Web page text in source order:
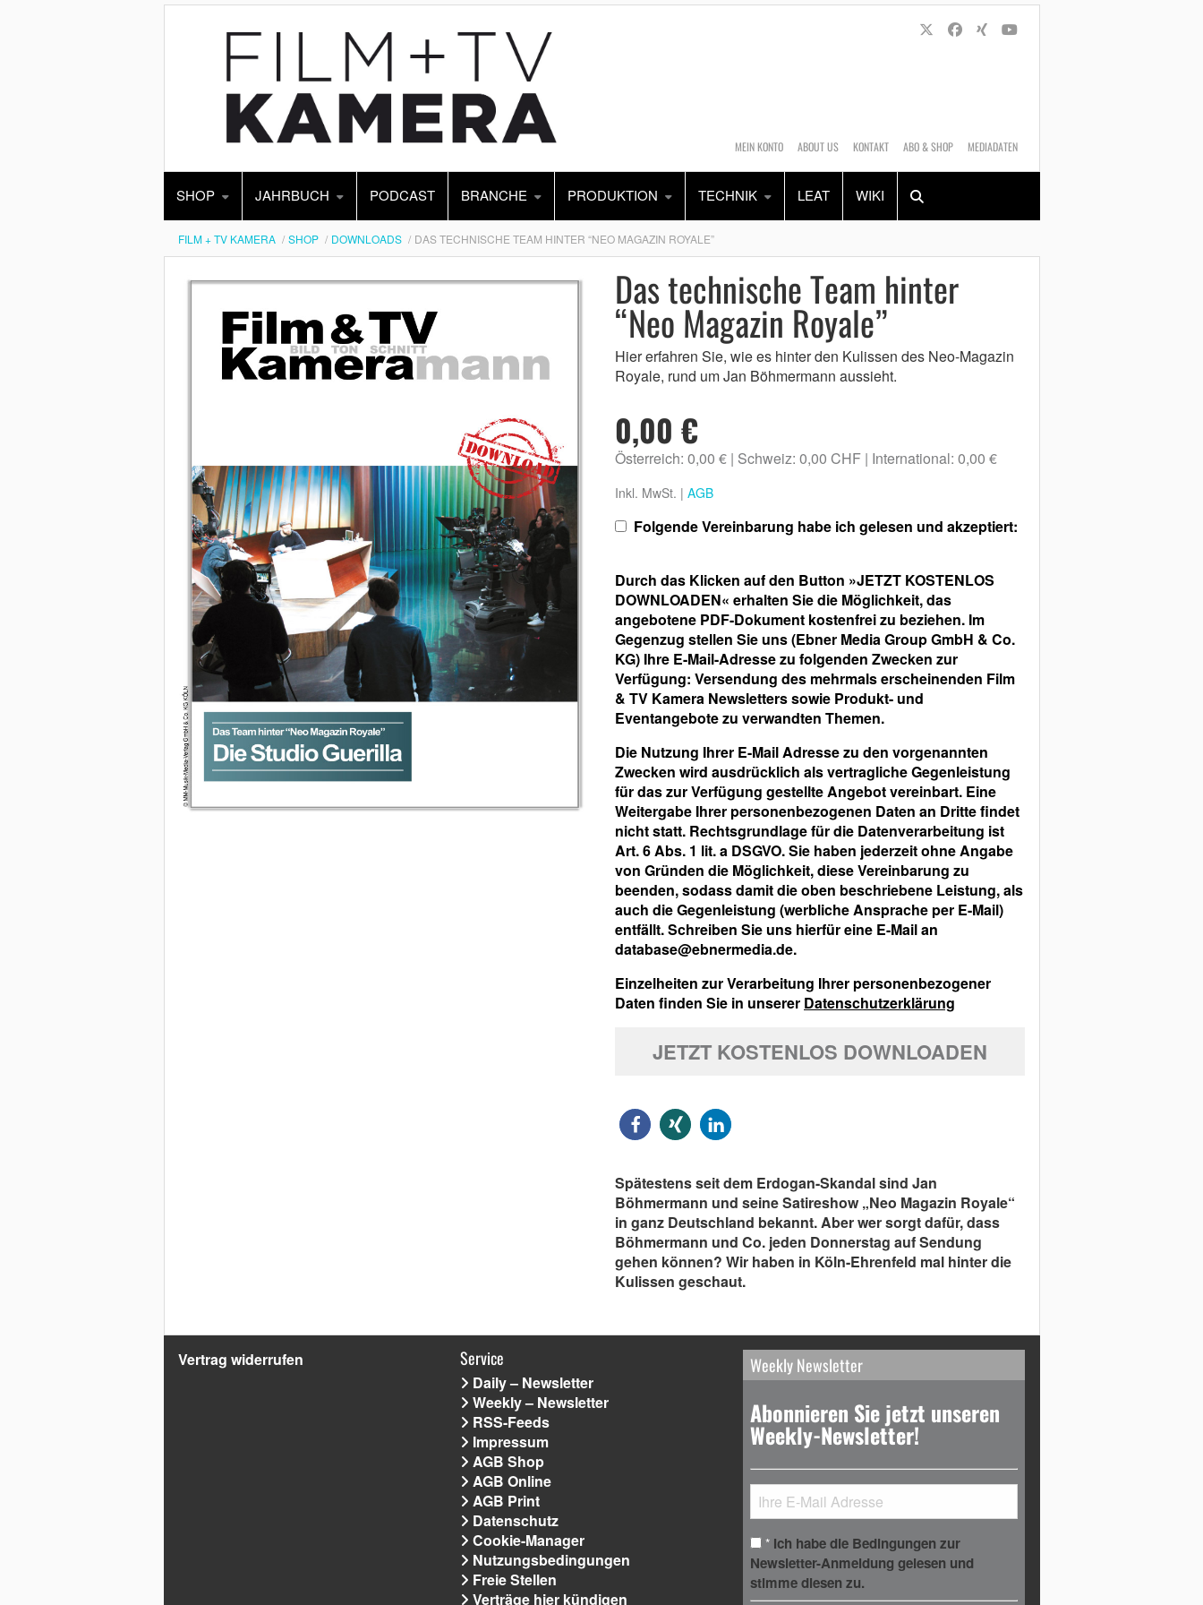
MEIN KONTO ABOUT US KONTAKT ABO & SHOP MEDIADATEN
SHOP JAHRBUCH PODCAST BRANCHE PRODUKTION TECHNIK LEAT WIKI
Alles Shop
FILM + TV KAMERA SHOP DOWNLOADS DAS TECHNISCHE TEAM HINTER “NEO MAGAZIN ROYALE”
Das technische Team hinter
“Neo Magazin Royale”
Hier erfahren Sie, wie es hinter den Kulissen des Neo-Magazin
Royale, rund um Jan Böhmermann aussieht.
0,00 €
Österreich: 0,00 € Schweiz: 0,00 CHF International: 0,00 €
Inkl. MwSt. | AGB
Folgende Vereinbarung habe ich gelesen und akzeptiert:
Durch das Klicken auf den Button »JETZT KOSTENLOS
DOWNLOADEN« erhalten Sie die Möglichkeit, das
angebotene PDF-Dokument kostenfrei zu beziehen. Im
Gegenzug stellen Sie uns (Ebner Media Group GmbH & Co.
KG) Ihre E-Mail-Adresse zu folgenden Zwecken zur
Verfügung: Versendung des mehrmals erscheinenden Film
& TV Kamera Newsletters sowie Produkt- und
Eventangebote zu verwandten Themen.
Die Nutzung Ihrer E-Mail Adresse zu den vorgenannten
Zwecken wird ausdrücklich als vertragliche Gegenleistung
für das zur Verfügung gestellte Angebot vereinbart. Eine
Weitergabe Ihrer personenbezogenen Daten an Dritte findet
nicht statt. Rechtsgrundlage für die Datenverarbeitung ist
Art. 6 Abs. 1 lit. a DSGVO. Sie haben jederzeit ohne Angabe
von Gründen die Möglichkeit, diese Vereinbarung zu
beenden, sodass damit die oben beschriebene Leistung, als
auch die Gegenleistung (werbliche Ansprache per E-Mail)
entfällt. Schreiben Sie uns hierfür eine E-Mail an
database@ebnermedia.de.
Einzelheiten zur Verarbeitung Ihrer personenbezogener
Daten finden Sie in unserer Datenschutzerklärung
JETZT KOSTENLOS DOWNLOADEN
Spätestens seit dem Erdogan-Skandal sind Jan
Böhmermann und seine Satireshow „Neo Magazin Royale“
in ganz Deutschland bekannt. Aber wer sorgt dafür, dass
Böhmermann und Co. jeden Donnerstag auf Sendung
gehen können? Wir haben in Köln-Ehrenfeld mal hinter die
Kulissen geschaut.
Vertrag widerrufen Service
Daily – Newsletter
Weekly – Newsletter
RSS-Feeds
Impressum
AGB Shop
AGB Online
AGB Print
Datenschutz
Cookie-Manager
Nutzungsbedingungen
Freie Stellen
Verträge hier kündigen
Weekly Newsletter
Abonnieren Sie jetzt unseren
Weekly-Newsletter!
* Ich habe die Bedingungen zur
Newsletter-Anmeldung gelesen und
stimme diesen zu.